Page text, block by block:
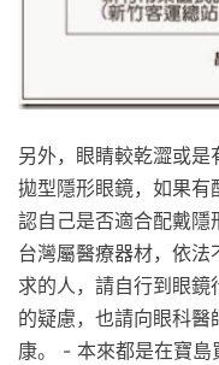
另外，眼睛較乾澀或是
拋型隱形眼鏡，如果有
認自己是否適合配戴
台灣屬醫療器材，依
求的人，請自行到眼
的疑慮，也請向眼科
康。 - 本來都是在寶